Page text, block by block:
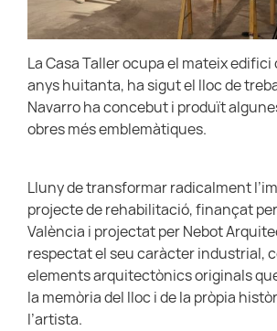
La Casa Taller ocupa el mateix edifici
anys huitanta, ha sigut el lloc de
Navarro ha concebut i produït
obres més emblemàtiques.
Lluny de transformar radicalment
projecte de rehabilitació, finançat
València i projectat per Nebot
respectat el seu caràcter industrial,
elements arquitectònics originals
la memòria del lloc i de la pròpia
l’artista.